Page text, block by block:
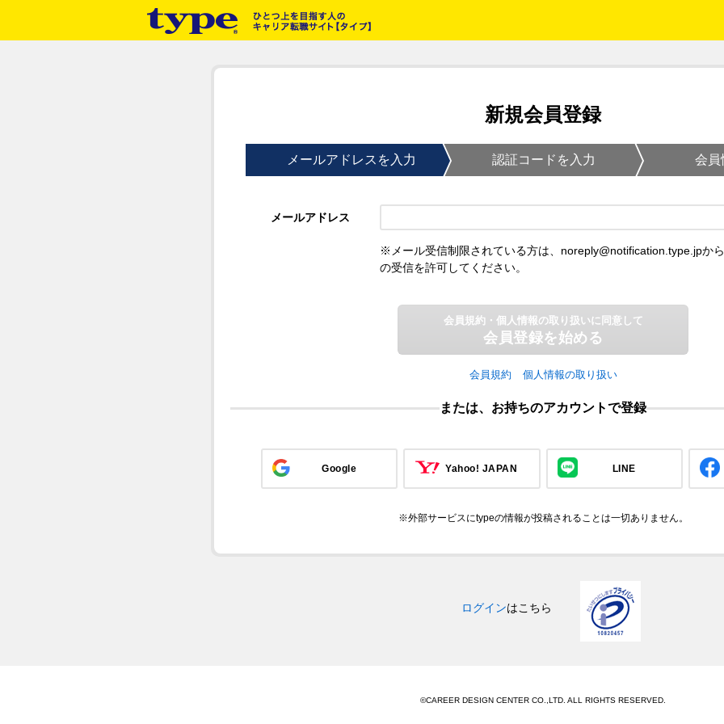
新規会員登録
メールアドレスを入力 認証コードを入力 会員
メールアドレス
※メール受信制限されている方は、noreply@notification.type.jpから
の受信を許可してください。
会員規約・個人情報の取り扱いに同意して
会員登録を始める
会員規約 個人情報の取り扱い
または、お持ちのアカウントで登録
Google Yahoo! JAPAN LINE
※外部サービスにtypeの情報が投稿されることは一切ありません。
ログインはこちら
©CAREER DESIGN CENTER CO.,LTD. ALL RIGHTS RESERVED.